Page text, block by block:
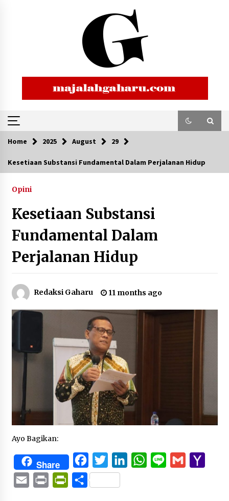
Home 2025 August 29
Kesetiaan Substansi Fundamental Dalam Perjalanan Hidup
Opini
Kesetiaan Substansi
Fundamental Dalam
Perjalanan Hidup
Redaksi Gaharu 11 months ago
Ayo Bagikan:
Share FacebookTwitterLinkedInWhatsApp
Line Gmail
Email Print PrintFriendly
Share